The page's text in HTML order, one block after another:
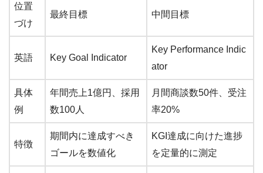
位置
づけ
最終目標 中間目標
英語 Key Goal Indicator
Key Performance Indic
ator
具体
例
年間売上1億円、採用
数100人
月間商談数50件、受注
率20%
特徴
期間内に達成すべき
ゴールを数値化
KGI達成に向けた進捗
を定量的に測定